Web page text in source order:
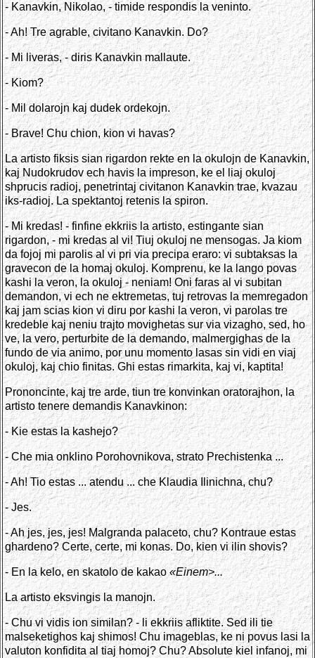
- Kanavkin, Nikolao, - timide respondis la veninto.
- Ah! Tre agrable, civitano Kanavkin. Do?
- Mi liveras, - diris Kanavkin mallaute.
- Kiom?
- Mil dolarojn kaj dudek ordekojn.
- Brave! Chu chion, kion vi havas?
La artisto fiksis sian rigardon rekte en la okulojn de Kanavkin,
kaj Nudokrudov ech havis la impreson, ke el liaj okuloj
shprucis radioj, penetrintaj civitanon Kanavkin trae, kvazau
iks-radioj. La spektantoj retenis la spiron.
- Mi kredas! - finfine ekkriis la artisto, estingante sian
rigardon, - mi kredas al vi! Tiuj okuloj ne mensogas. Ja kiom
da fojoj mi parolis al vi pri via precipa eraro: vi subtaksas la
gravecon de la homaj okuloj. Komprenu, ke la lango povas
kashi la veron, la okuloj - neniam! Oni faras al vi subitan
demandon, vi ech ne ektremetas, tuj retrovas la memregadon
kaj jam scias kion vi diru por kashi la veron, vi parolas tre
kredeble kaj neniu trajto movighetas sur via vizagho, sed, ho
ve, la vero, perturbite de la demando, malmergighas de la
fundo de via animo, por unu momento lasas sin vidi en viaj
okuloj, kaj chio finitas. Ghi estas rimarkita, kaj vi, kaptita!
Prononcinte, kaj tre arde, tiun tre konvinkan oratorajhon, la
artisto tenere demandis Kanavkinon:
- Kie estas la kashejo?
- Che mia onklino Porohovnikova, strato Prechistenka ...
- Ah! Tio estas ... atendu ... che Klaudia Ilinichna, chu?
- Jes.
- Ah jes, jes, jes! Malgranda palaceto, chu? Kontraue estas
ghardeno? Certe, certe, mi konas. Do, kien vi ilin shovis?
- En la kelo, en skatolo de kakao«Einem>...
La artisto eksvingis la manojn.
- Chu vi vidis ion similan? - li ekkriis afliktite. Sed ili tie
malseketighos kaj shimos! Chu imageblas, ke ni povus lasi la
valuton konfidita al tiaj homoj? Chu? Absolute kiel infanoj, mi